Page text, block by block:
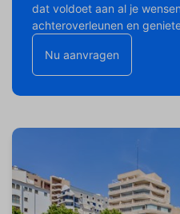
dat voldoet aan al je
achteroverleunen en
Nu aanvragen